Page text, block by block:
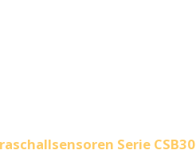
Serie CSB30